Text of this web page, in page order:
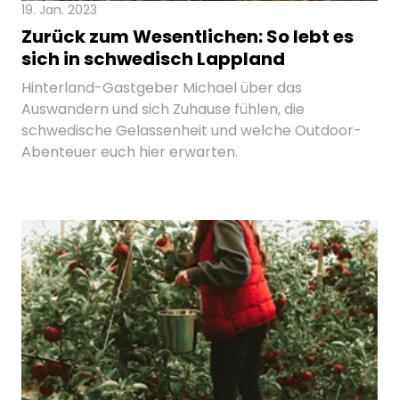
19. Jan. 2023
Zurück zum Wesentlichen: So lebt es
sich in schwedisch Lappland
Hinterland-Gastgeber Michael über das
Auswandern und sich Zuhause fühlen, die
schwedische Gelassenheit und welche Outdoor-
Abenteuer euch hier erwarten.